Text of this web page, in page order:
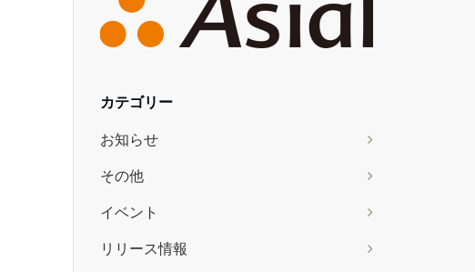
カテゴリー
お知らせ
その他
イベント
リリース情報